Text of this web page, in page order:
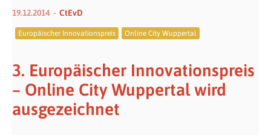
19.12.2014 CtEvD
Europäischer Innovationspreis Online City Wuppertal
3. Europäischer Innovationspreis
– Online City Wuppertal wird
ausgezeichnet